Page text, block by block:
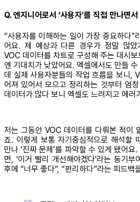
Q. 엔지니어로서 ‘사용자’를 직접 만나면
“사용자를 이해하는 일이 가장 중요하다”
어요. 제 예상과 다른 경우가 정말 많았
VOC 데이터를 차트로 구성해 주는 대시
엔 기대치가 낮았어요. 엑셀에서도 만들
데 실제 사용자분들의 작업 흐름을 보니,
어져 있어서 모으고 정리하는 것부터 엄
데이터가 많다 보니 엑셀도 느려지고 에러
저는 그동안 VOC 데이터를 다뤄본 적이
죠. 이렇게 보통 자기중심적으로 해석할
만나 ‘진짜 문제’를 파악할 수 있게 됐어
면, '이거 빨리 개선해야겠다'라는 동기부
후에 “너무 좋다”, “편리하다”라는 피드백